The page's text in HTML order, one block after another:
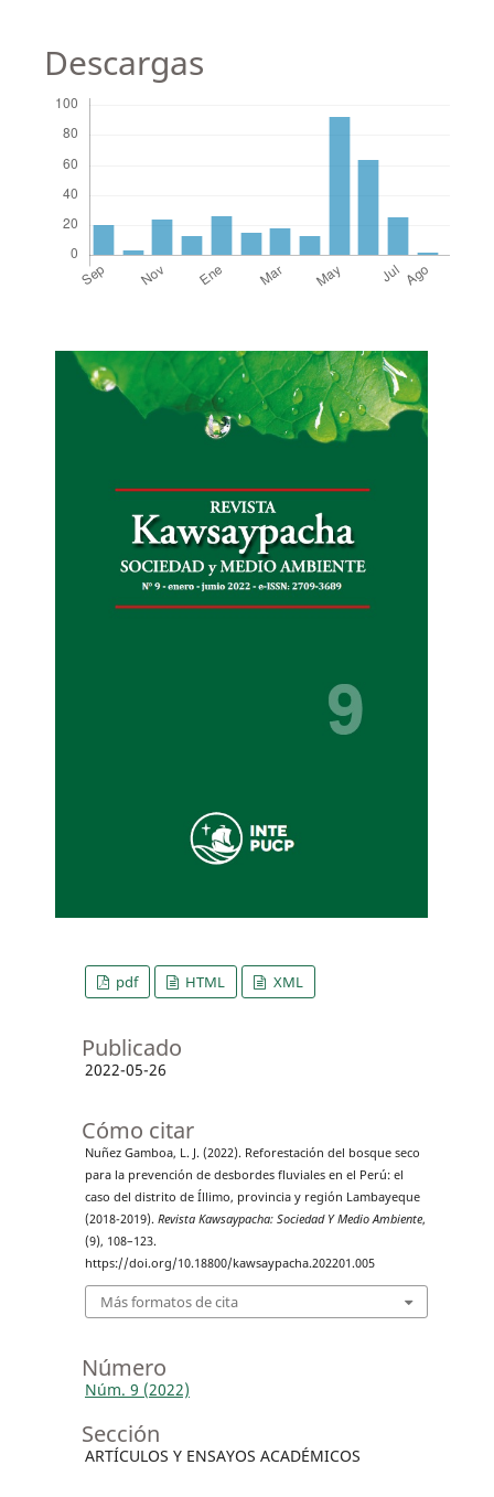
Descargas
pdf HTML XML
Publicado
2022-05-26
Cómo citar
Nuñez Gamboa, L. J. (2022). Reforestación del bosque seco
para la prevención de desbordes fluviales en el Perú: el
caso del distrito de Íllimo, provincia y región Lambayeque
(2018-2019). Revista Kawsaypacha: Sociedad Y Medio Ambiente,
(9), 108–123.
https://doi.org/10.18800/kawsaypacha.202201.005
Más formatos de cita
Número
Núm. 9 (2022)
Sección
ARTÍCULOS Y ENSAYOS ACADÉMICOS